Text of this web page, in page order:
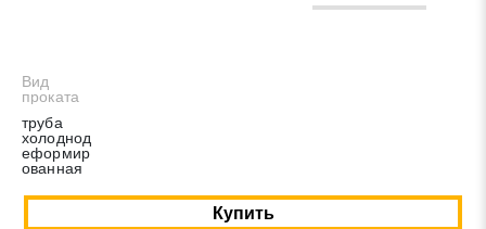
Вид
проката
труба
холоднод
еформир
ованная
Купить